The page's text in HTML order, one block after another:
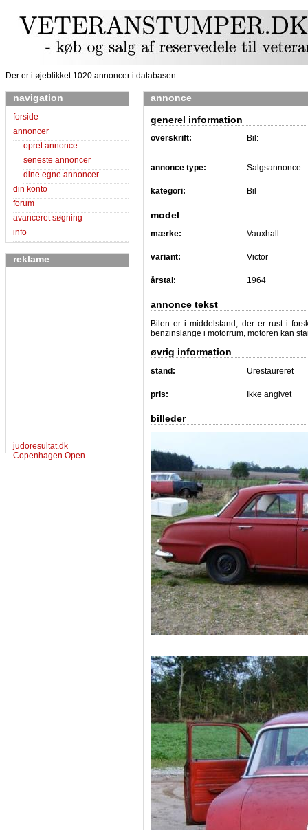
Der er i øjeblikket 1020 annoncer i databasen
navigation
forside
annoncer
opret annonce
seneste annoncer
dine egne annoncer
din konto
forum
avanceret søgning
info
reklame
judoresultat.dk
Copenhagen Open
annonce
generel information
overskrift: Bil:
annonce type: Salgsannonce
kategori: Bil
model
mærke: Vauxhall
variant: Victor
årstal: 1964
annonce tekst
Bilen er i middelstand, der er rust i
benzinslange i motorrum, motoren kan
øvrig information
stand: Urestaureret
pris: Ikke angivet
billeder